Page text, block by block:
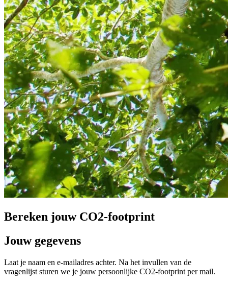
Bereken jouw CO2-footprint
Jouw gegevens
Laat je naam en e-mailadres achter. Na het invullen van de
vragenlijst sturen we je jouw persoonlijke CO2-footprint per mail.